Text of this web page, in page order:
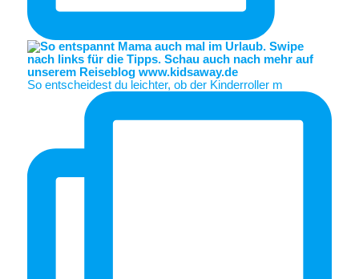
So entscheidest du leichter, ob der Kinderroller m